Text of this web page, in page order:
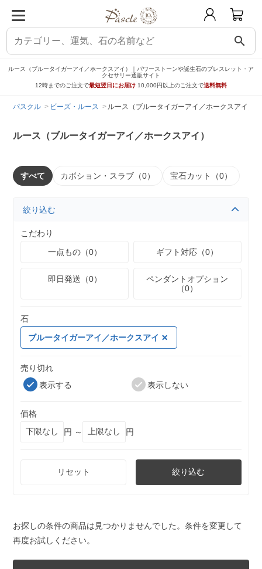
search
ルース（ブルータイガーアイ／ホークスアイ）｜パワーストーンや誕生石のブレスレット・ア
クセサリー通販サイト
12時までのご注文で最短翌日にお届け 10,000円以上のご注文で送料無料
パスクル ビーズ・ルース ルース（ブルータイガーアイ／ホークスアイ）
ルース（ブルータイガーアイ／ホークスアイ）
すべて カボション・スラブ（0） 宝石カット（0）
絞り込む
こだわり
一点もの（0）
ギフト対応（0）
即日発送（0）
ペンダントオプション
（0）
石
ブルータイガーアイ／ホークスアイ
売り切れ
表示する
表示しない
価格
円 ～
円
リセット 絞り込む
お探しの条件の商品は見つかりませんでした。条件を変更して
再度お試しください。